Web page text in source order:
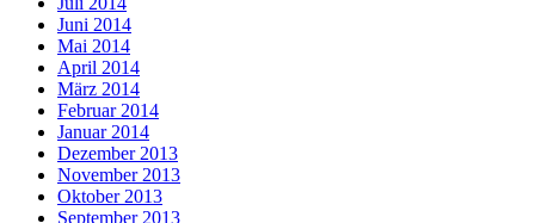
Juni 2014
Mai 2014
April 2014
März 2014
Februar 2014
Januar 2014
Dezember 2013
November 2013
Oktober 2013
September 2013